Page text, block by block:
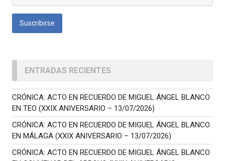
ENTRADAS RECIENTES
CRÓNICA: ACTO EN RECUERDO DE MIGUEL ÁNGEL BLANCO
EN TEO (XXIX ANIVERSARIO – 13/07/2026)
CRÓNICA: ACTO EN RECUERDO DE MIGUEL ÁNGEL BLANCO
EN MÁLAGA (XXIX ANIVERSARIO – 13/07/2026)
CRÓNICA: ACTO EN RECUERDO DE MIGUEL ÁNGEL BLANCO